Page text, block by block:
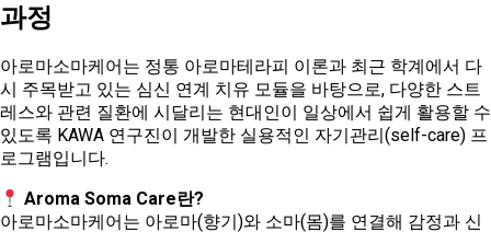
과정
아로마소마케어는 정통 아로마테라피 이론과 최근 학계에서 다
시 주목받고 있는 심신 연계 치유 모듈을 바탕으로, 다양한 스트
레스와 관련 질환에 시달리는 현대인이 일상에서 쉽게 활용할 수
있도록 KAWA 연구진이 개발한 실용적인 자기관리(self-care) 프
로그램입니다.
Aroma Soma Care란?
아로마소마케어는 아로마(향기)와 소마(몸)를 연결해 감정과 신